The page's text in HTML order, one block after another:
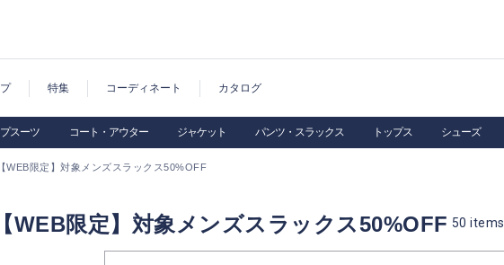
特集 コーディネート カタログ
スーツ コート・アウター ジャケット パンツ・スラックス トップス シューズ
【WEB限定】対象メンズスラックス50%OFF
【WEB限定】対象メンズスラックス50%OFF 50 items